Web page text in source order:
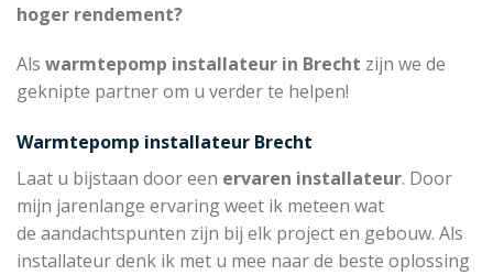
hoger rendement?
Als warmtepomp installateur in Brecht zijn we de
geknipte partner om u verder te helpen!
Warmtepomp installateur Brecht
Laat u bijstaan door een ervaren installateur. Door
mijn jarenlange ervaring weet ik meteen wat
de aandachtspunten zijn bij elk project en gebouw. Als
installateur denk ik met u mee naar de beste oplossing